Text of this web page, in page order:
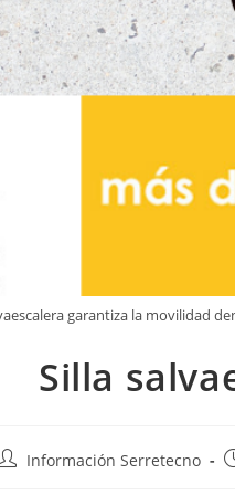
garantiza la movilidad
Silla
Información Serretecno